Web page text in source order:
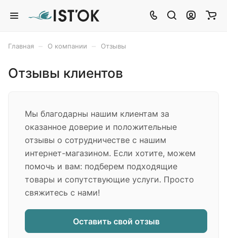
Главная О компании Отзывы
Отзывы клиентов
Мы благодарны нашим клиентам за
оказанное доверие и положительные
отзывы о сотрудничестве с нашим
интернет-магазином. Если хотите, можем
помочь и вам: подберем подходящие
товары и сопутствующие услуги. Просто
свяжитесь с нами!
Оставить свой отзыв